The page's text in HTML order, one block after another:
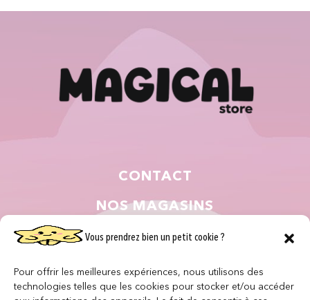
Vous prendrez bien un petit cookie ?
Pour offrir les meilleures expériences, nous utilisons des
technologies telles que les cookies pour stocker et/ou accéder
CONTACT
NOS MAGASINS
QUI SOMMES NOUS ?
NOUS REJOINDRE
F.A.Q